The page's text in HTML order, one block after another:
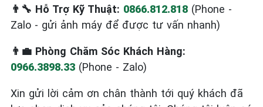
👨‍🔧 Hỗ Trợ Kỹ Thuật: 0866.812.818 (Phone -
Zalo - gửi ảnh máy để được tư vấn nhanh)
👨‍💼 Phòng Chăm Sóc Khách Hàng:
0966.3898.33 (Phone - Zalo)
Xin gửi lời cảm ơn chân thành tới quý khách đã